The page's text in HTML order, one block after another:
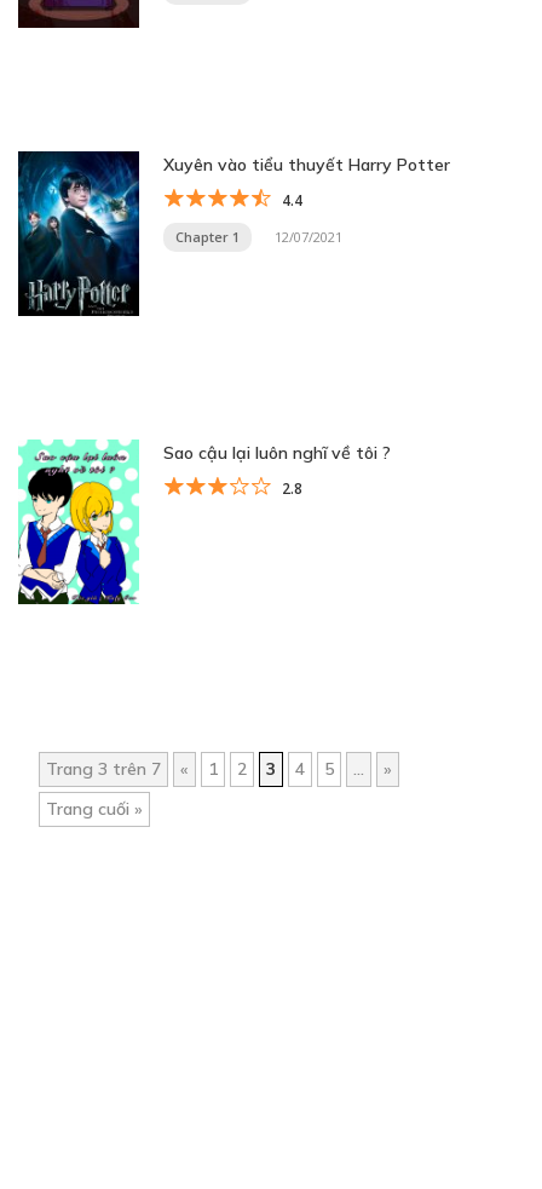
Xuyên vào tiểu thuyết Harry Potter
4.4
Chapter 1 12/07/2021
Sao cậu lại luôn nghĩ về tôi ?
2.8
Trang 3 trên 7 « 1 2 3 4 5 ...
»
Trang cuối »